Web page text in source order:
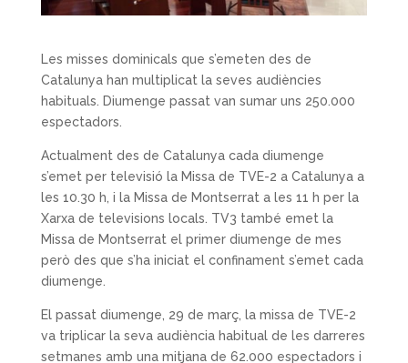
Les misses dominicals que s’emeten des de
Catalunya han multiplicat la seves audiències
habituals. Diumenge passat van sumar uns 250.000
espectadors.
Actualment des de Catalunya cada diumenge
s’emet per televisió la Missa de TVE-2 a Catalunya a
les 10.30 h, i la Missa de Montserrat a les 11 h per la
Xarxa de televisions locals. TV3 també emet la
Missa de Montserrat el primer diumenge de mes
però des que s’ha iniciat el confinament s’emet cada
diumenge.
El passat diumenge, 29 de març, la missa de TVE-2
va triplicar la seva audiència habitual de les darreres
setmanes amb una mitjana de 62.000 espectadors i